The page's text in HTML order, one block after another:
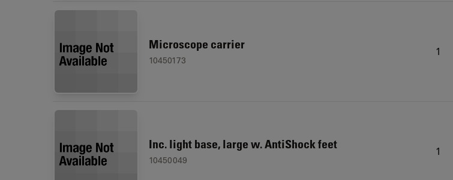
Microscope carrier
10450173
1
Inc. light base, large w. AntiShock feet
10450049
1